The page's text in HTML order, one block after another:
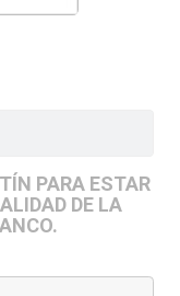
PARA ESTAR
DE LA